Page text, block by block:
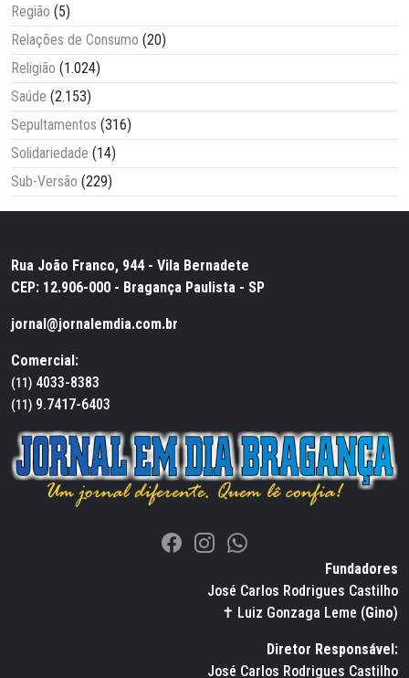
Região (5)
Relações de Consumo (20)
Religião (1.024)
Saúde (2.153)
Sepultamentos (316)
Solidariedade (14)
Sub-Versão (229)
Rua João Franco, 944 - Vila Bernadete
CEP: 12.906-000 - Bragança Paulista - SP
jornal@jornalemdia.com.br
Comercial:
(11) 4033-8383
(11) 9.7417-6403
Fundadores
José Carlos Rodrigues Castilho
✝ Luiz Gonzaga Leme (Gino)
Diretor Responsável:
José Carlos Rodrigues Castilho